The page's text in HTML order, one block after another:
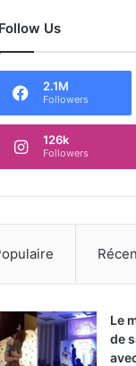
Follow Us
2.1M
Followers
126k
Followers
Le
de